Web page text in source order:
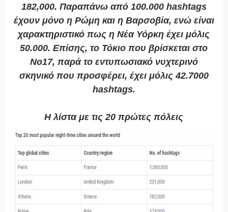
182,000. Παραπάνω από 100.000 hashtags
έχουν μόνο η Ρώμη και η Βαρσοβία, ενώ είναι
χαρακτηριστικό πως η Νέα Υόρκη έχει μόλις
50.000. Επίσης, το Τόκιο που βρίσκεται στο
Νο17, παρά το εντυπωσιακό νυχτερινό
σκηνικό που προσφέρει, έχει μόλις 42.7000
hashtags.
Η λίστα με τις 20 πρώτες πόλεις